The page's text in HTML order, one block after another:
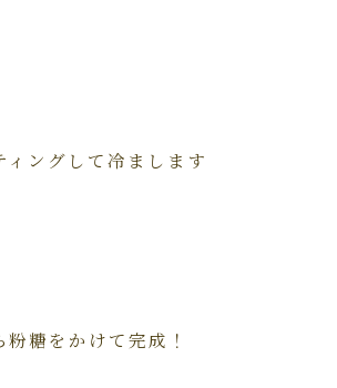
ィングして冷まします
糖をかけて完成！